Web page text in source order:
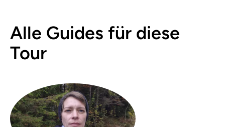
Alle Guides für diese
Tour